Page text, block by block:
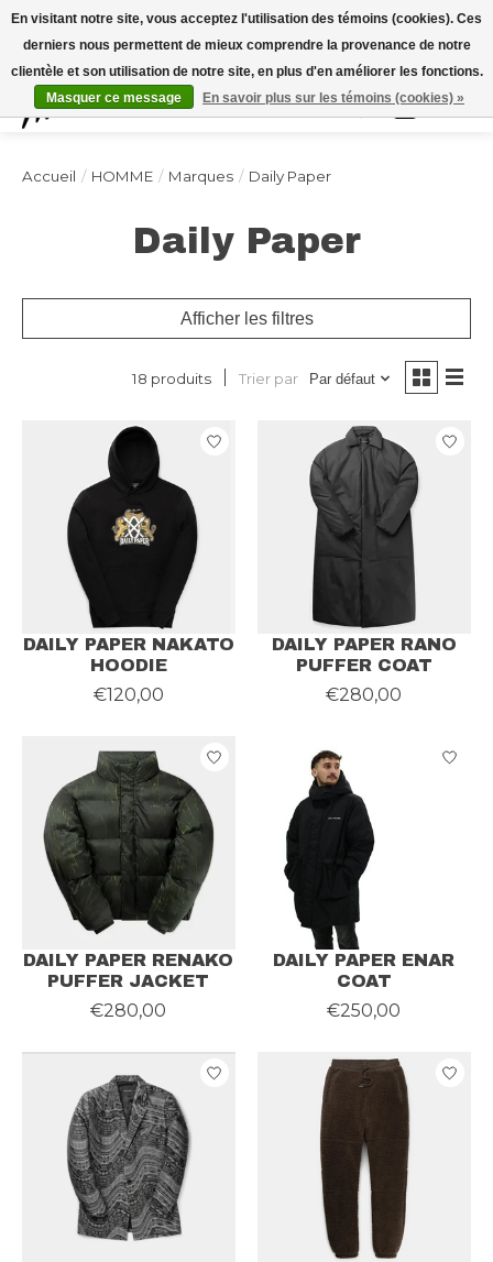
Expédition sous 48h / Livraison gratuite dès 150€ d'achats / -10% avec le code
"4MILKZOO"
Liste de
Panier
Accueil / HOMME / Marques / Daily Paper
Daily Paper
Afficher les filtres
18 produits Trier par Par défaut
DAILY PAPER NAKATO
HOODIE
€120,00
DAILY PAPER RANO
PUFFER COAT
€280,00
DAILY PAPER RENAKO
PUFFER JACKET
€280,00
DAILY PAPER ENAR
COAT
€250,00
En visitant notre site, vous acceptez l'utilisation des témoins (cookies). Ces
derniers nous permettent de mieux comprendre la provenance de notre
clientèle et son utilisation de notre site, en plus d'en améliorer les fonctions.
Masquer ce message
En savoir plus sur les témoins (cookies) »